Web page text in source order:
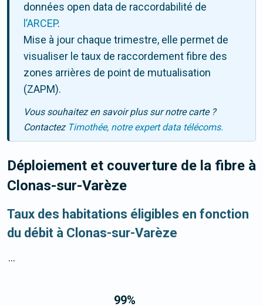
données open data de raccordabilité de
l’ARCEP.
Mise à jour chaque trimestre, elle permet de
visualiser le taux de raccordement fibre des
zones arrières de point de mutualisation
(ZAPM).
Vous souhaitez en savoir plus sur notre carte ?
Contactez Timothée, notre expert data télécoms.
Déploiement et couverture de la fibre à
Clonas-sur-Varèze
Taux des habitations éligibles en fonction
du débit à Clonas-sur-Varèze
99%
...